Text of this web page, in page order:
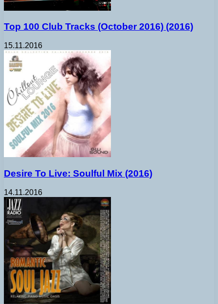
Top 100 Club Tracks (October 2016) (2016)
15.11.2016
Desire To Live: Soulful Mix (2016)
14.11.2016